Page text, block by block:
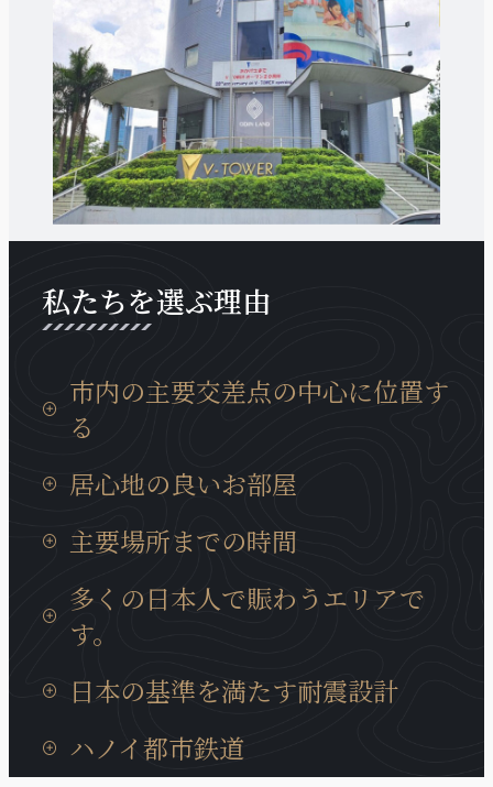
私たちを選ぶ理由
市内の主要交差点の中心に位置す
る
タンロン工業団地までの移動時間は15分、イノバイ
国際空港までは30分と通勤等にも非常に便利な場所
居心地の良いお部屋
日本製の設備が充実していて、ベトナムに居ても、
日本の我が家の居心地に癒やされます。
主要場所までの時間
タンロン工業団地までの移動時間は15分、イノバイ
国際空港までは30分と通勤等にも非常に便利な場所
に位置しております。
多くの日本人で賑わうエリアで
す。
近くには多くの日系企業も、キムマー通り、ダオタ
ン通りに集まっています。また、周辺には多様な商
宅街にも近いロケーションです。
日本の基準を満たす耐震設計
ハノイの建造物では非常にめずらいい耐震構造のビ
ルディングで、安心に宿泊できます。
ハノイ都市鉄道